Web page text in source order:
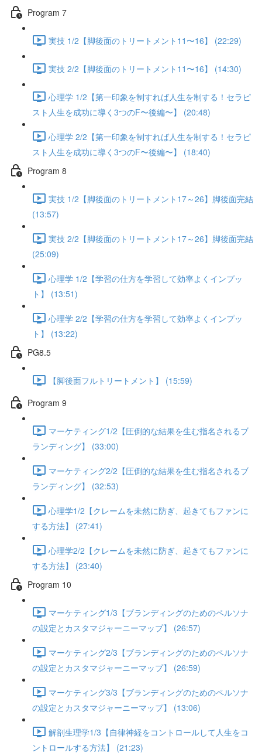
Program 7
実技 1/2【脚後面のトリートメント11〜16】 (22:29)
実技 2/2【脚後面のトリートメント11〜16】 (14:30)
心理学 1/2【第一印象を制すれば人生を制する！セラピ
スト人生を成功に導く3つのF〜後編〜】 (20:48)
心理学 2/2【第一印象を制すれば人生を制する！セラピ
スト人生を成功に導く3つのF〜後編〜】 (18:40)
Program 8
実技 1/2【脚後面のトリートメント17～26】脚後面完結
(13:57)
実技 2/2【脚後面のトリートメント17～26】脚後面完結
(25:09)
心理学 1/2【学習の仕方を学習して効率よくインプッ
ト】 (13:51)
心理学 2/2【学習の仕方を学習して効率よくインプッ
ト】 (13:22)
PG8.5
【脚後面フルトリートメント】 (15:59)
Program 9
マーケティング1/2【圧倒的な結果を生む指名されるブ
ランディング】 (33:00)
マーケティング2/2【圧倒的な結果を生む指名されるブ
ランディング】 (32:53)
心理学1/2【クレームを未然に防ぎ、起きてもファンに
する方法】 (27:41)
心理学2/2【クレームを未然に防ぎ、起きてもファンに
する方法】 (23:40)
Program 10
マーケティング1/3【ブランディングのためのペルソナ
の設定とカスタマジャーニーマップ】 (26:57)
マーケティング2/3【ブランディングのためのペルソナ
の設定とカスタマジャーニーマップ】 (26:59)
マーケティング3/3【ブランディングのためのペルソナ
の設定とカスタマジャーニーマップ】 (13:06)
解剖生理学1/3【自律神経をコントロールして人生をコ
ントロールする方法】 (21:23)